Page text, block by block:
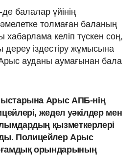
балалар үйінің
толмаған баланың
хабарлама келіп түскен соң,
дереу іздестіру жұмысына
Арыс ауданы аумағынан бала
Арыс АПБ-нің
жедел уәкілдер мен
қызметкерлері
Полицейлер Арыс
орындарының